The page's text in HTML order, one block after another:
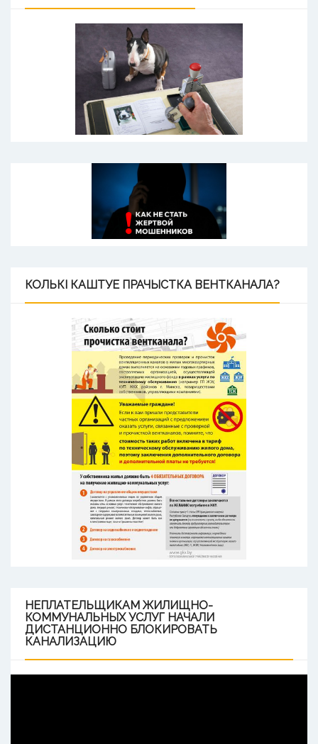
КОЛЬКІ КАШТУЕ ПРАЧЫСТКА ВЕНТКАНАЛА?
НЕПЛАТЕЛЬЩИКАМ ЖИЛИЩНО-
КОММУНАЛЬНЫХ УСЛУГ НАЧАЛИ
ДИСТАНЦИОННО БЛОКИРОВАТЬ
КАНАЛИЗАЦИЮ